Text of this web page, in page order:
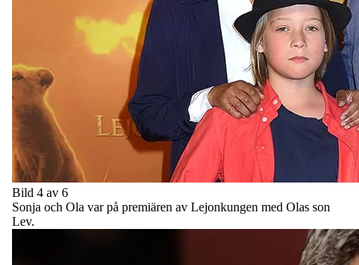
Bild 4 av 6
Sonja och Ola var på premiären av Lejonkungen med Olas son
Lev.